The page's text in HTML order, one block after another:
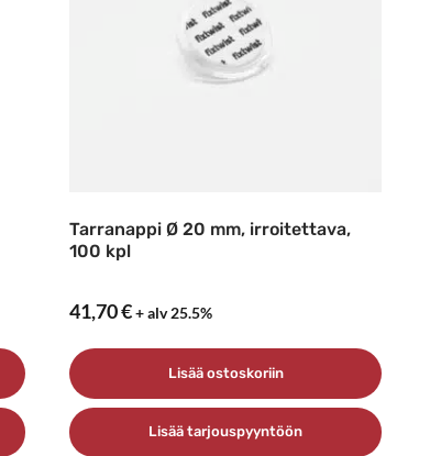
Tarranappi Ø 20 mm, irroitettava,
100 kpl
41,70€+ alv 25.5%
Lisää ostoskoriin
Lisää tarjouspyyntöön